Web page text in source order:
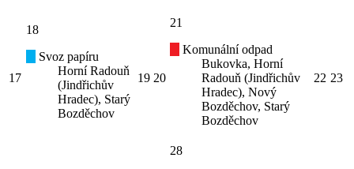
17
18
Svoz papíru
Horní Radouň
(Jindřichův
Hradec), Starý
Bozděchov
19 20
21
Komunální odpad
Bukovka, Horní
Radouň (Jindřichův
Hradec), Nový
Bozděchov, Starý
Bozděchov
22 23
28